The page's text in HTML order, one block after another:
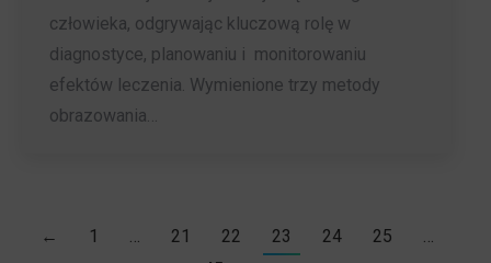
człowieka, odgrywając kluczową rolę w
diagnostyce, planowaniu i monitorowaniu
efektów leczenia. Wymienione trzy metody
obrazowania…
← 1 21 22 23 24 25